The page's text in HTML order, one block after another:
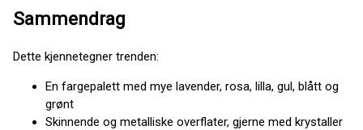
Sammendrag
Dette kjennetegner trenden:
En fargepalett med mye lavender, rosa, lilla, gul, blått og
grønt
Skinnende og metalliske overflater, gjerne med krystaller